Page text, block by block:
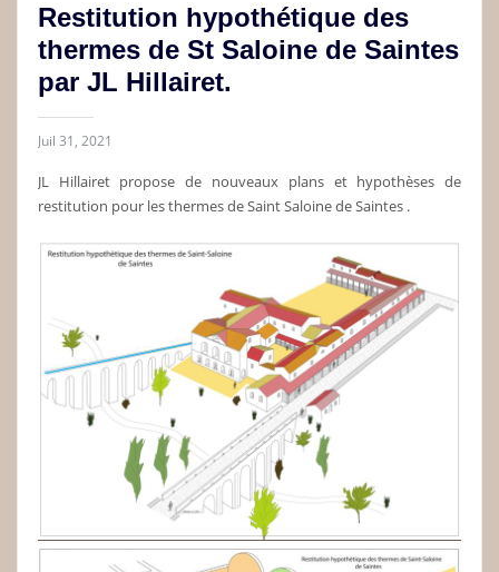
Restitution hypothétique des
thermes de St Saloine de Saintes
par JL Hillairet.
Juil 31, 2021
JL Hillairet propose de nouveaux plans et hypothèses de
restitution pour les thermes de Saint Saloine de Saintes .